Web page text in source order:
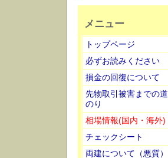
メニュー
トップページ
必ずお読みください
損金の回復について
先物取引被害までの道
のり
相場情報(国内・海外)
チェックシート
両建について（悪質）